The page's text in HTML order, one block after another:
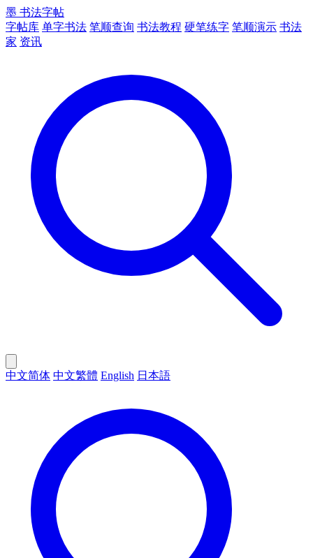
墨 书法字帖
字帖库 单字书法 笔顺查询 书法教程 硬笔练字 笔顺演示 书法
家 资讯
中文简体 中文繁體 English 日本語